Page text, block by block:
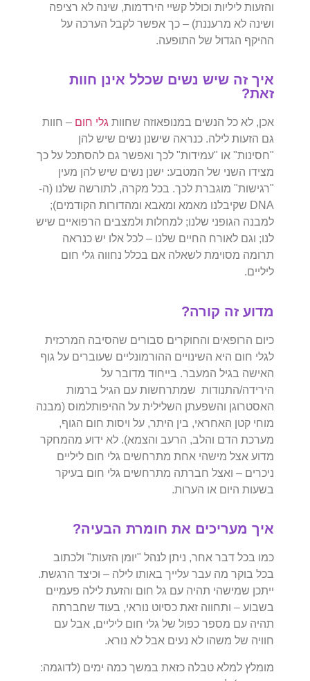
והזעות ליליות וכולל קשיי הירדמות, שינה לא רציפה
ושינה לא מרעננת) – כך אפשר לקבל הערכה על
ההיקף הגדול של התופעה.
איך זה שיש נשים שכלל אינן חוות
זאת?
אכן, לא כל הנשים במנופאוזה שחוות גלי חום – חוות
גם הזעות לילה. כנראה שישנן נשים שיש להן
"חסינות" או "עמידות" לכך ואפשר גם להסתכל על כך
מצידו השני של המטבע: ישנן נשים שיש להן מעין
"רגישות" מוגברת לכך. בכל מקרה, לתורשה שלנו (ה-
DNA שקיבלנו מאמא ומאבא ומהדורות הקודמים);
למבנה הגופני שלנו; למחלות ולמצבים הרפואיים שיש
לנו; וגם לאורח החיים שלנו – לכל אלו יש כנראה
תרומה מסוימת לשאלה אם בכלל נחווה גלי חום
ליליים.
מדוע זה קורה?
כיום הרופאים והחוקרים סבורים שהסיבה המרכזית
לגלי חום היא השינויים ההורמונליים שעוברים על גוף
האישה בגיל המעבר. בייחוד מדובר על
הירידה/התנודות שמתרחשות עם הגיל ברמות
האסטרוגן והשפעתן השלילית על ההיפותלמוס (מבנה
מוחי קטן האחראי, בין היתר, על ויסות חום הגוף,
מערכת הדם והלב, הרעב והצמא). לא ידוע מהמחקר
מדוע אצל מישהי אחת מתרחשים גלי חום ליליים
ניכרים – ואצל חברתה מתרחשים גלי חום בעיקר
בשעות היום או הערות.
איך מעריכים את חומרת הבעיה?
כמו בכל דבר אחר, ניתן לנהל "יומן הזעות" ולכתוב
בכל בוקר מה עבר עלייך באותו לילה – וכיצד הרגשת.
ייתכן שמישהי תהיה עם גל חום והזעת לילה פעמיים
בשבוע – ותחווה זאת כסיוט נוראי, בעוד שחברתה
תהיה עם מספר כפול של גלי חום ליליים, אבל עם
חוויה של משהו לא נעים אבל לא נורא.
מומלץ למלא טבלה כזאת במשך כמה ימים (לדוגמה: